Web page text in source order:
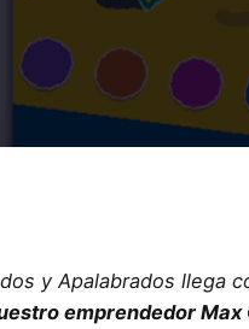
y Apalabrados llega
emprendedor